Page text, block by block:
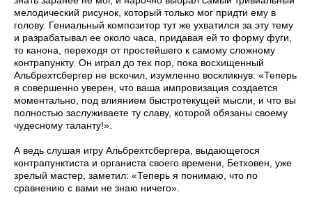
мелодический рисунок, который только мог придти ему в
голову. Гениальный композитор тут же ухватился за эту тему
и разрабатывал ее около часа, придавая ей то форму фуги,
то канона, переходя от простейшего к самому сложному
контрапункту. Он играл до тех пор, пока восхищенный
Альбрехтсбергер не вскочил, изумленно воскликнув: «Теперь
я совершенно уверен, что ваша импровизация создается
моментально, под влиянием быстротекущей мысли, и что вы
полностью заслуживаете ту славу, которой обязаны своему
чудесному таланту!».
А ведь слушая игру Альбрехтсбергера, выдающегося
контрапунктиста и органиста своего времени, Бетховен, уже
зрелый мастер, заметил: «Теперь я понимаю, что по
сравнению с вами не знаю ничего».